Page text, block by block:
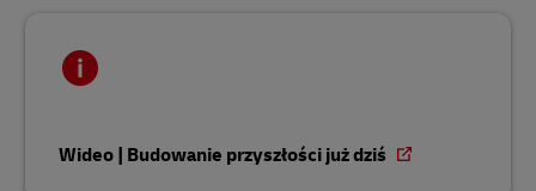
Wideo | Budowanie przyszłości już dziś